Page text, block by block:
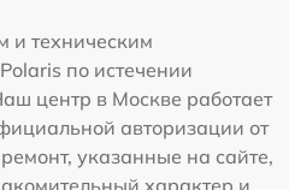
и техническим
по истечении
центр в Москве работает
авторизации от
указанные на сайте,
характер и